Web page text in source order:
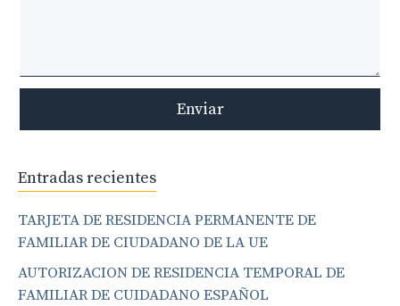
Enviar
Entradas recientes
TARJETA DE RESIDENCIA PERMANENTE DE
FAMILIAR DE CIUDADANO DE LA UE
AUTORIZACION DE RESIDENCIA TEMPORAL DE
FAMILIAR DE CUIDADANO ESPAÑOL